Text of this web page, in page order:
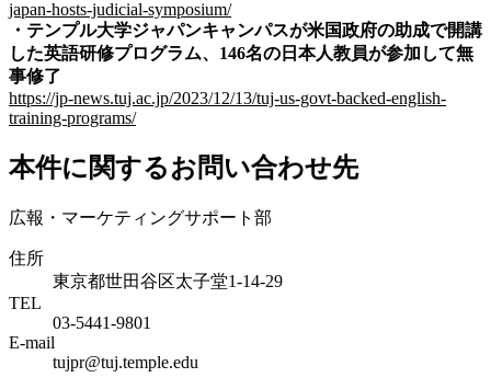
japan-hosts-judicial-symposium/
・ テンプル大学ジャパンキャンパスが米国政府の助成で開講
した英語研修プログラム、 146名の日本人教員が参加して無
事修了
https://jp-news.tuj.ac.jp/2023/12/13/tuj-us-govt-backed-english-
training-programs/
本件に関するお問い合わせ先
広報・マーケティングサポート部
住所
東京都世田谷区太子堂1-14-29
TEL
03-5441-9801
E-mail
tujpr@tuj.temple.edu